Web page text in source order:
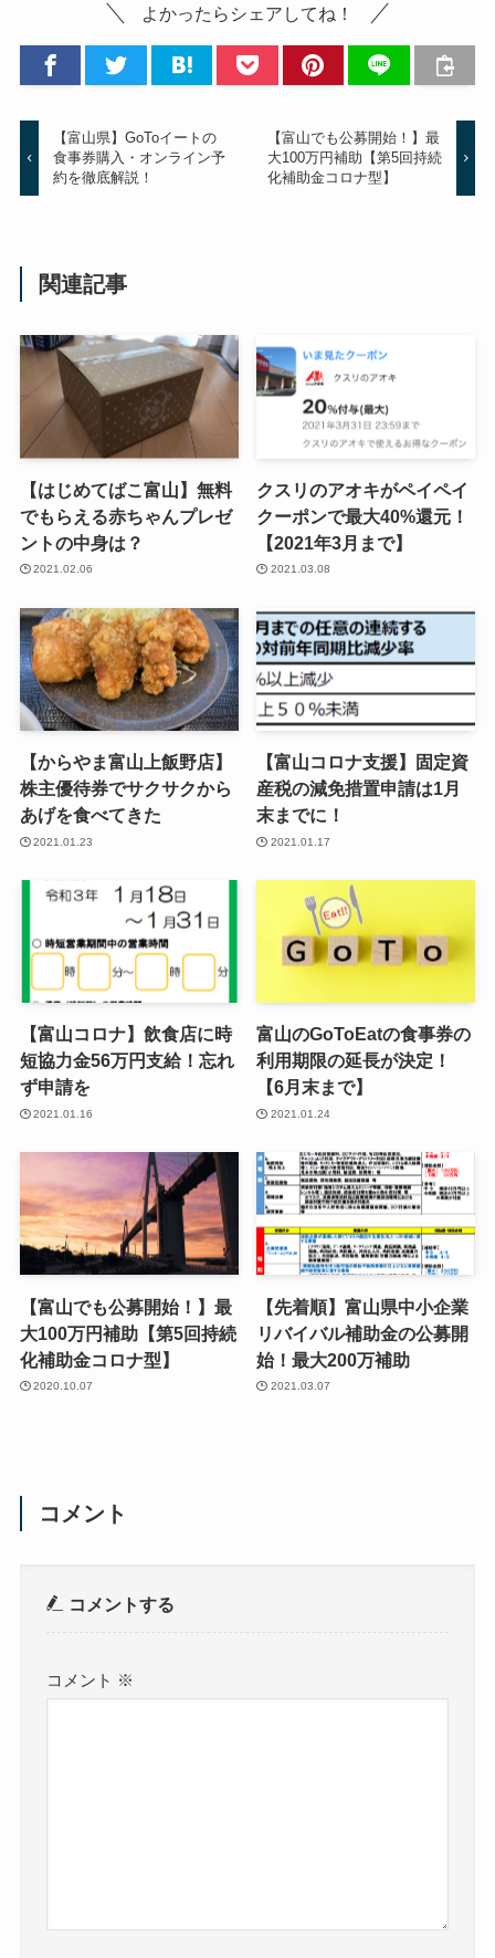
よかったらシェアしてね！
【富山県】GoToイートの
食事券購入・オンライン予
約を徹底解説！
【富山でも公募開始！】最
大100万円補助【第5回持続
化補助金コロナ型】
関連記事
【はじめてばこ富山】無料
でもらえる赤ちゃんプレゼ
ントの中身は？
2021.02.06
クスリのアオキがペイペイ
クーポンで最大40%還元！
【2021年3月まで】
2021.03.08
【からやま富山上飯野店】
株主優待券でサクサクから
あげを食べてきた
2021.01.23
【富山コロナ支援】固定資
産税の減免措置申請は1月
末までに！
2021.01.17
【富山コロナ】飲食店に時
短協力金56万円支給！忘れ
ず申請を
2021.01.16
富山のGoToEatの食事券の
利用期限の延長が決定！
【6月末まで】
2021.01.24
【富山でも公募開始！】最
大100万円補助【第5回持続
化補助金コロナ型】
2020.10.07
【先着順】富山県中小企業
リバイバル補助金の公募開
始！最大200万補助
2021.03.07
コメント
コメントする
コメント ※